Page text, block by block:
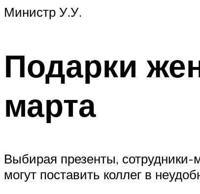
Министр У.У.
Подарки
марта
Выбирая презенты,
могут поставить коллег в